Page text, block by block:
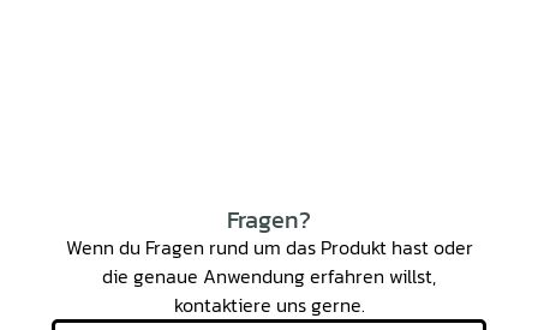
Fragen?
Wenn du Fragen rund um das Produkt hast oder
die genaue Anwendung erfahren willst,
kontaktiere uns gerne.